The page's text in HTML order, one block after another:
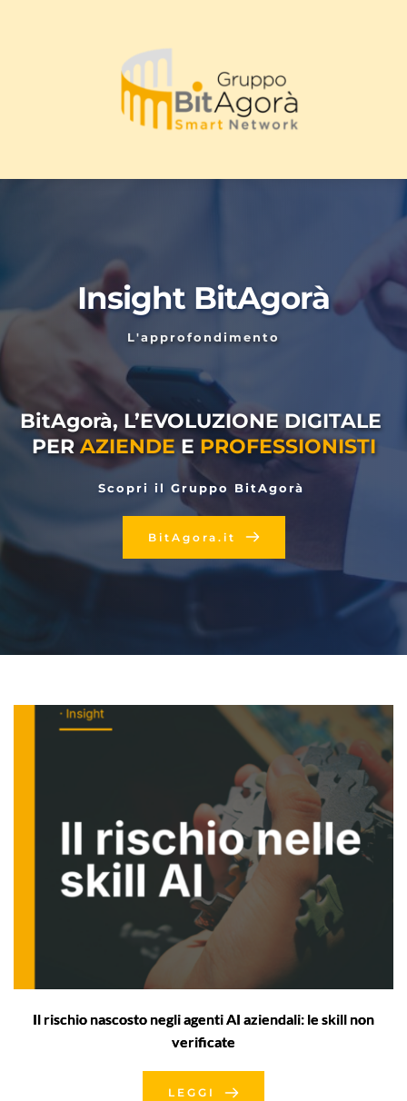
Insight BitAgorà
L'approfondimento
BitAgorà, L’EVOLUZIONE DIGITALE
PER AZIENDE E PROFESSIONISTI
Scopri il Gruppo BitAgorà
BitAgora.it
Il rischio nascosto negli agenti AI aziendali: le skill non
verificate
LEGGI